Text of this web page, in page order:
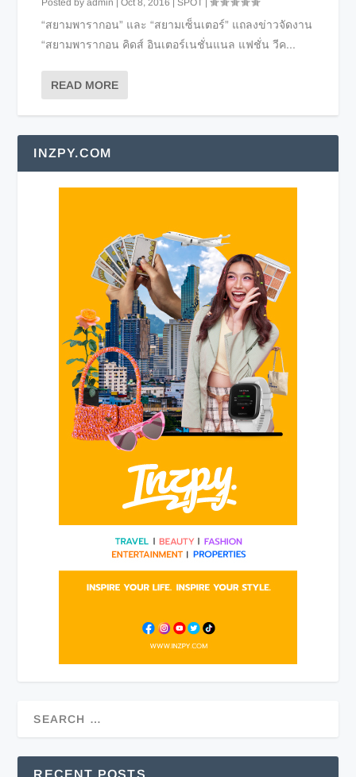
“สยามพารากอน” และ “สยามเซ็นเตอร์” แถลงข่าวจัดงาน
“สยามพารากอน คิดส์ อินเตอร์เนชั่นแนล แฟชั่น วีค...
READ MORE
INZPY.COM
RECENT POSTS